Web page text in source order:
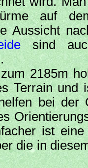
auf
Aussicht
sind
2185m
Terrain und
bei der
ist
die in